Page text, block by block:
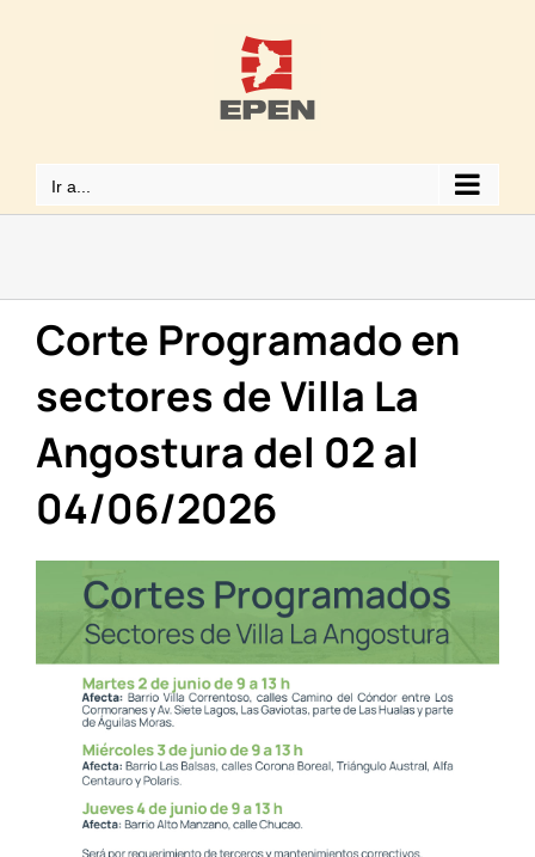
Ir a...
Corte Programado en
sectores de Villa La
Angostura del 02 al
04/06/2026